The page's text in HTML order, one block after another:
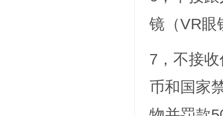
镜（VR眼
7，不接
币和国家